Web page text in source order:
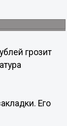
грозит
Его